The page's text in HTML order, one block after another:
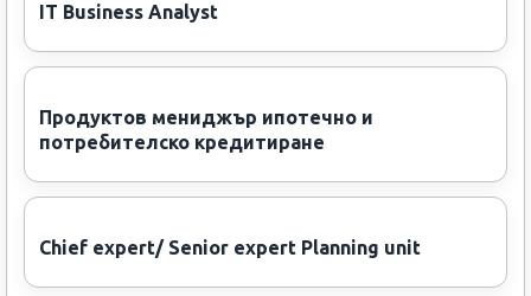
IT Business Analyst
Продуктов мениджър ипотечно и
потребителско кредитиране
Chief expert/ Senior expert Planning unit